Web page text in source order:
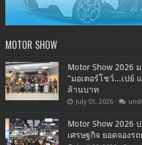
MOTOR SHOW
Motor Show 2026
"มอเตอร์โชว์...เปย์
ล้านบาท
July 03, 2026
Motor Show 2026
เศรษฐกิจ ยอดจองร